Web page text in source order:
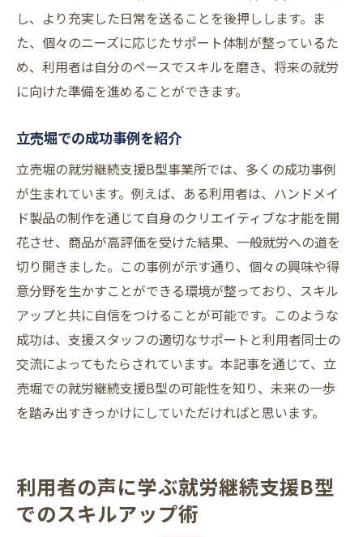
個々に合わせた働き方の提供方法
地域社会と連携した支援の実現
未来に向けた柔軟な働き方の展望
し、より充実した日常を送ることを後押しします。ま
た、個々のニーズに応じたサポート体制が整っているた
め、利用者は自分のペースでスキルを磨き、将来の就労
に向けた準備を進めることができます。
立売堀での成功事例を紹介
立売堀の就労継続支援B型事業所では、多くの成功事例
が生まれています。例えば、ある利用者は、ハンドメイ
ド製品の制作を通じて自身のクリエイティブな才能を開
花させ、商品が高評価を受けた結果、一般就労への道を
切り開きました。この事例が示す通り、個々の興味や得
意分野を生かすことができる環境が整っており、スキル
アップと共に自信をつけることが可能です。このような
成功は、支援スタッフの適切なサポートと利用者同士の
交流によってもたらされています。本記事を通じて、立
売堀での就労継続支援B型の可能性を知り、未来の一歩
を踏み出すきっかけにしていただければと思います。
利用者の声に学ぶ就労継続支援B型
でのスキルアップ術